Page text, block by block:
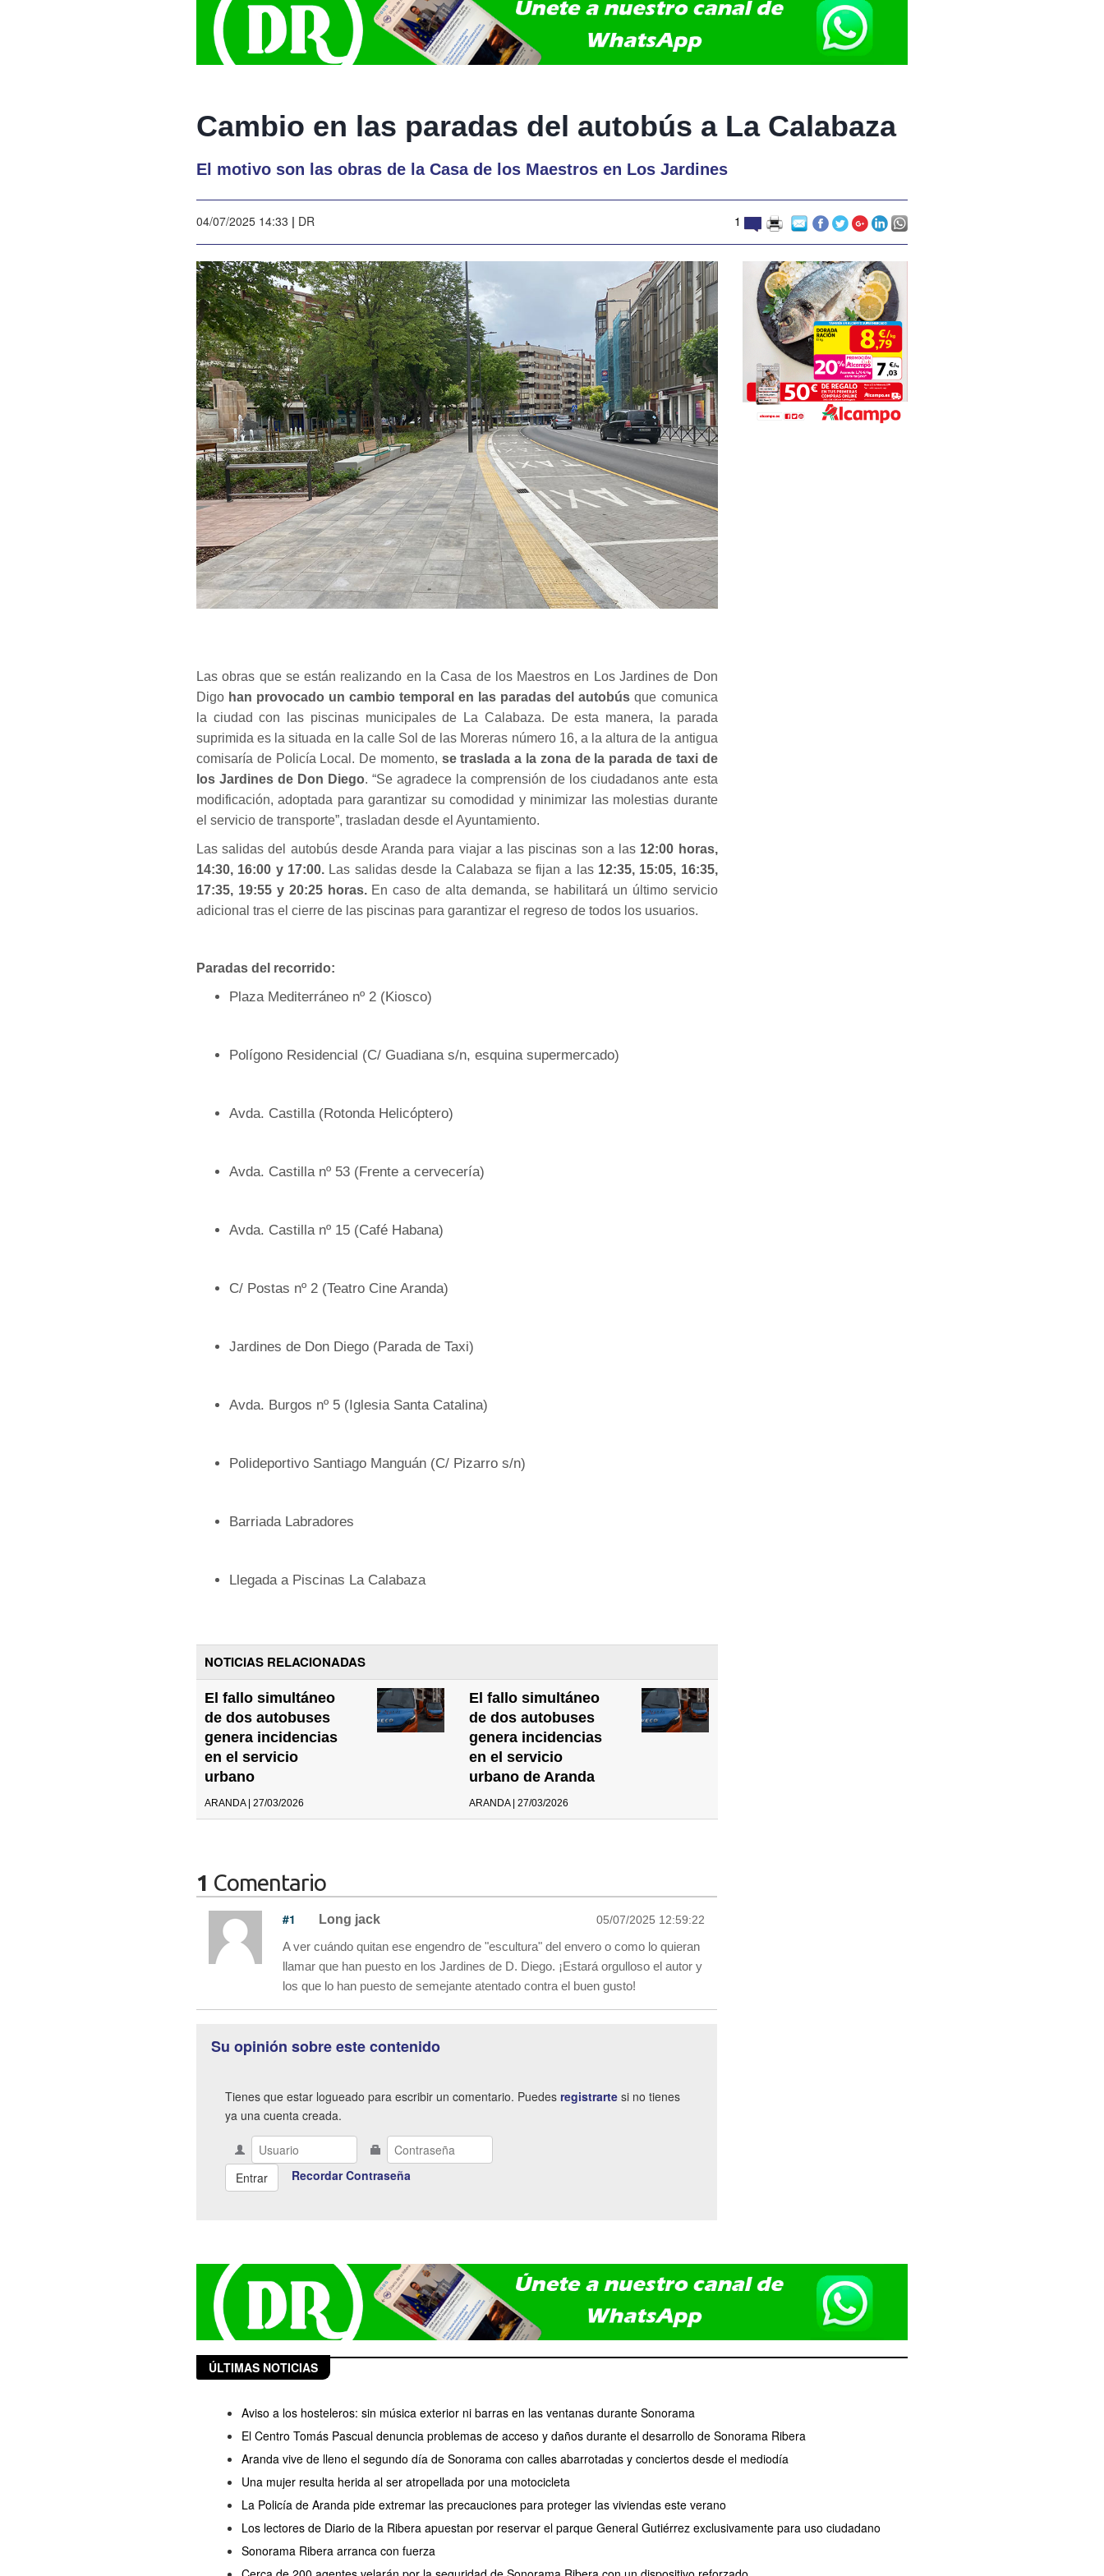
Cambio en las paradas del autobús a La Calabaza
El motivo son las obras de la Casa de los Maestros en Los Jardines
04/07/2025 14:33 | DR 1
Las obras que se están realizando en la Casa de los Maestros en Los Jardines de Don
Digo han provocado un cambio temporal en las paradas del autobús que comunica
la ciudad con las piscinas municipales de La Calabaza. De esta manera, la parada
suprimida es la situada en la calle Sol de las Moreras número 16, a la altura de la antigua
comisaría de Policía Local. De momento, se traslada a la zona de la parada de taxi de
los Jardines de Don Diego. “Se agradece la comprensión de los ciudadanos ante esta
modificación, adoptada para garantizar su comodidad y minimizar las molestias durante
el servicio de transporte”, trasladan desde el Ayuntamiento.
Las salidas del autobús desde Aranda para viajar a las piscinas son a las 12:00 horas,
14:30, 16:00 y 17:00.Las salidas desde la Calabaza se fijan a las 12:35, 15:05, 16:35,
17:35, 19:55 y 20:25 horas.En caso de alta demanda, se habilitará un último servicio
adicional tras el cierre de las piscinas para garantizar el regreso de todos los usuarios.
Paradas del recorrido:
Plaza Mediterráneo nº 2 (Kiosco)
Polígono Residencial (C/ Guadiana s/n, esquina supermercado)
Avda. Castilla (Rotonda Helicóptero)
Avda. Castilla nº 53 (Frente a cervecería)
Avda. Castilla nº 15 (Café Habana)
C/ Postas nº 2 (Teatro Cine Aranda)
Jardines de Don Diego (Parada de Taxi)
Avda. Burgos nº 5 (Iglesia Santa Catalina)
Polideportivo Santiago Manguán (C/ Pizarro s/n)
Barriada Labradores
Llegada a Piscinas La Calabaza
NOTICIAS RELACIONADAS
El fallo simultáneo
de dos autobuses
genera incidencias
en el servicio
urbano
ARANDA | 27/03/2026
El fallo simultáneo
de dos autobuses
genera incidencias
en el servicio
urbano de Aranda
ARANDA | 27/03/2026
1 Comentario
#1 Long jack 05/07/2025 12:59:22
A ver cuándo quitan ese engendro de "escultura" del envero o como lo quieran
llamar que han puesto en los Jardines de D. Diego. ¡Estará orgulloso el autor y
los que lo han puesto de semejante atentado contra el buen gusto!
Su opinión sobre este contenido
Tienes que estar logueado para escribir un comentario. Puedes registrarte si no tienes
ya una cuenta creada.
Recordar Contraseña
ÚLTIMAS NOTICIAS
Aviso a los hosteleros: sin música exterior ni barras en las ventanas durante Sonorama
El Centro Tomás Pascual denuncia problemas de acceso y daños durante el desarrollo de Sonorama Ribera
Aranda vive de lleno el segundo día de Sonorama con calles abarrotadas y conciertos desde el mediodía
Una mujer resulta herida al ser atropellada por una motocicleta
La Policía de Aranda pide extremar las precauciones para proteger las viviendas este verano
Los lectores de Diario de la Ribera apuestan por reservar el parque General Gutiérrez exclusivamente para uso ciudadano
Sonorama Ribera arranca con fuerza